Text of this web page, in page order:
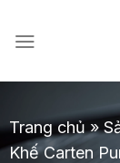
đến
dung
Trang chủ»
Khế Carten